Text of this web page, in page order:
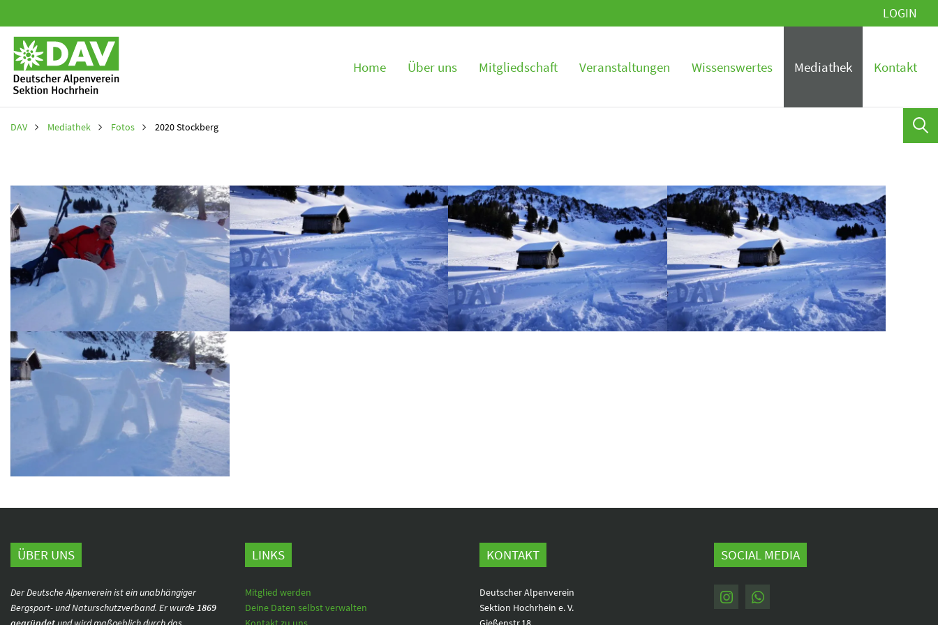
LOGIN
Home Über uns Mitgliedschaft Veranstaltungen Wissenswertes Mediathek Kontakt
DAV Mediathek Fotos 2020 Stockberg
ÜBER UNS
Der Deutsche Alpenverein ist ein unabhängiger
Bergsport- und Naturschutzverband. Er wurde1869
LINKS
Mitglied werden
Deine Daten selbst verwalten
KONTAKT
Deutscher Alpenverein
Sektion Hochrhein e. V.
SOCIAL MEDIA